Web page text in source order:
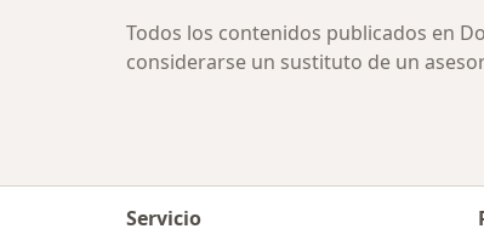
Todos los contenidos publicados en
considerarse un sustituto de un
Servicio